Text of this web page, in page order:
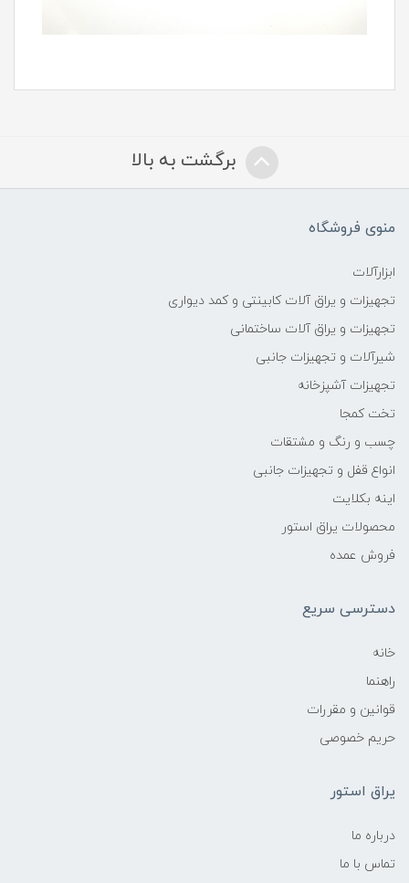
برگشت به بالا
منوی فروشگاه
ابزارآلات
تجهیزات و یراق آلات کابینتی و کمد دیواری
تجهیزات و یراق آلات ساختمانی
شیرآلات و تجهیزات جانبی
تجهیزات آشپزخانه
تخت کمجا
چسب و رنگ و مشتقات
انواع قفل و تجهیزات جانبی
اینه بکلایت
محصولات یراق استور
فروش عمده
دسترسی سریع
خانه
راهنما
قوانین و مقررات
حریم خصوصی
یراق استور
درباره ما
تماس با ما